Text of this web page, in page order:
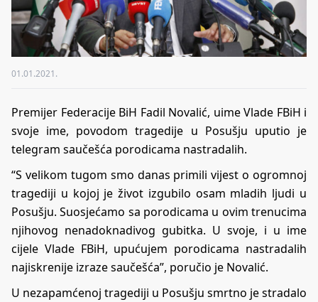
01.01.2021.
Premijer Federacije BiH Fadil Novalić, uime Vlade FBiH i
svoje ime, povodom tragedije u Posušju uputio je
telegram saučešća porodicama nastradalih.
“S velikom tugom smo danas primili vijest o ogromnoj
tragediji u kojoj je život izgubilo osam mladih ljudi u
Posušju. Suosjećamo sa porodicama u ovim trenucima
njihovog nenadoknadivog gubitka. U svoje, i u ime
cijele Vlade FBiH, upućujem porodicama nastradalih
najiskrenije izraze saučešća”, poručio je Novalić.
U nezapamćenoj tragediji u Posušju smrtno je stradalo